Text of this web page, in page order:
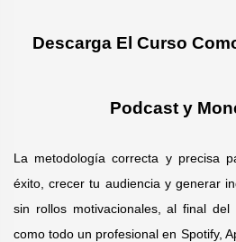
Descarga El Curso
Podcast y
La metodología correcta y precisa
éxito, crecer tu audiencia y generar
sin rollos motivacionales, al final
como todo un profesional en Spotify,